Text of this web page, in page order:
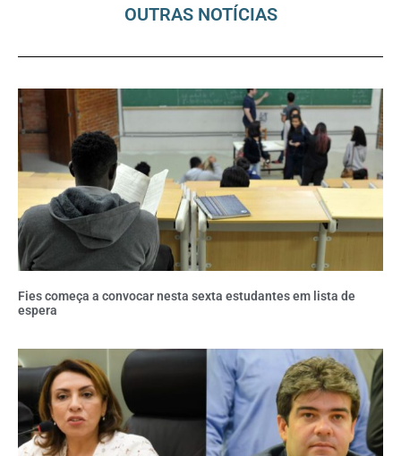
OUTRAS NOTÍCIAS
Fies começa a convocar nesta sexta estudantes em lista de
espera